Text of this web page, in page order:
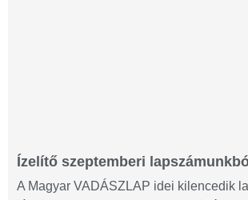
Ízelítő szeptemberi
A Magyar VADÁSZLAP idei kilencedik